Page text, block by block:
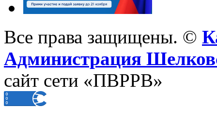
Все права защищены. ©
Администрация
сайт сети «ПВРРВ»